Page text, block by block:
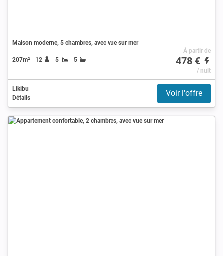
Maison moderne, 5 chambres, avec vue sur mer
207m² 12 5 5
À partir de
478 €
/ nuit
Likibu
Détails
Voir l'offre